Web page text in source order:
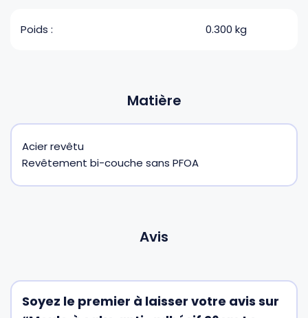
Poids : 0.300 kg
Matière
Acier revêtu
Revêtement bi-couche sans PFOA
Avis
Soyez le premier à laisser votre avis sur